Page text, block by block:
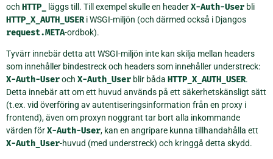
och HTTP_ läggs till. Till exempel skulle en headerX-Auth-User bli
HTTP_X_AUTH_USERi WSGI-miljön (och därmed också i Djangos
request.META-ordbok).
Tyvärr innebär detta att WSGI-miljön inte kan skilja mellan headers
som innehåller bindestreck och headers som innehåller understreck:
X-Auth-Useroch X-Auth_User blir båda HTTP_X_AUTH_USER.
Detta innebär att om ett huvud används på ett säkerhetskänsligt sätt
(t.ex. vid överföring av autentiseringsinformation från en proxy i
frontend), även om proxyn noggrant tar bort alla inkommande
värden förX-Auth-User, kan en angripare kunna tillhandahålla ett
X-Auth_User-huvud (med understreck) och kringgå detta skydd.